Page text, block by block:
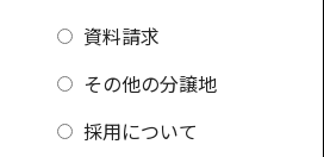
資料請求
その他の分譲地
採用について